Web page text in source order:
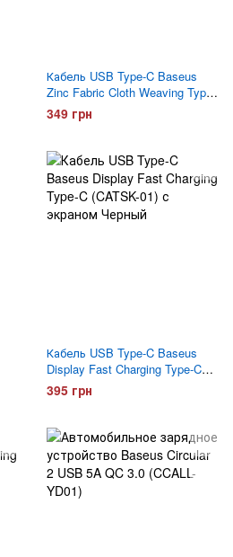
Кабель USB Type-C Baseus
Zinc Fabric Cloth Weaving Type-
C (CATXN-01) 1 метр
349 грн
Кабель USB Type-C Baseus
Display Fast Charging Type-C
(CATSK-01) с экраном Черный
395 грн